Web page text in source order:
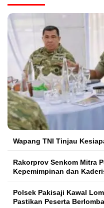
Wapang TNI Tinjau
Rakorprov Senkom Mitra
Kepemimpinan dan
Polsek Pakisaji Kawal
Pastikan Peserta